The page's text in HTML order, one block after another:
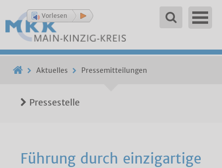
Vorlesen
Aktuelles Pressemitteilungen
Pressestelle
Führung durch einzigartige